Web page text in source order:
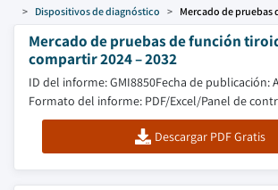
Dispositivos de diagnóstico
Mercado de
Mercado de pruebas de función
compartir 2024 – 2032
ID del informe: GMI8850Fecha de publicación:
Formato del informe: PDF/Excel/Panel de
Descargar PDF Gratis